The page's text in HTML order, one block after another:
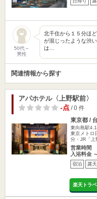
50代～
男性
北千住から１５分ほ
が混じったような渋
は…
関連情報から探す
アパホテル〈上野駅前〉
-点/ 0 件
東京都 /
東向島駅
東京メトロ
分・JR「上
営業時間
入浴料金 ～
宿泊 露
楽天トラ